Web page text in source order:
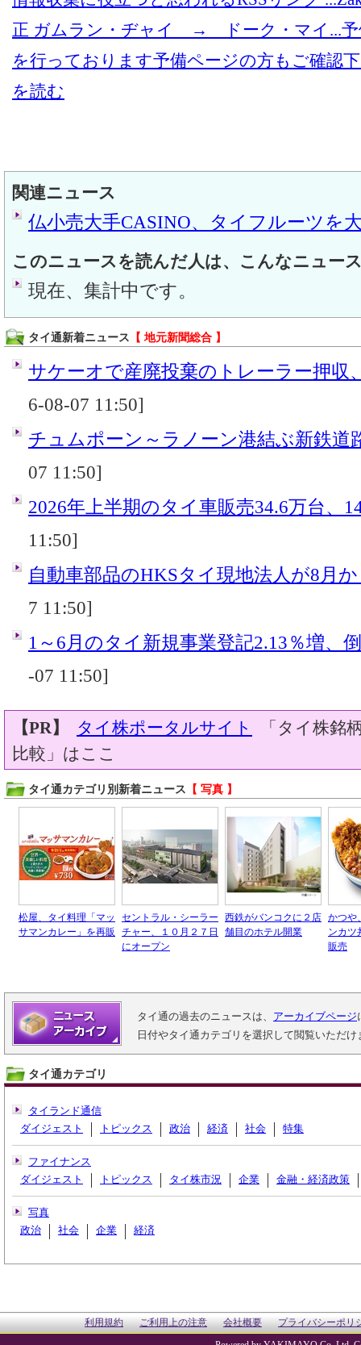
正 ガムラン・ヂャイ → ドーク・マイ...
を行っております予備ページの方もご確認
を読む
関連ニュース
仏小売大手CASINO、タイフルーツを
このニュースを読んだ人は、こんなニュー
現在、集計中です。
タイ通新着ニュース 【 地元新聞総合 】
サケーオで産廃投棄のトレーラー押収
6-08-07 11:50]
チュムポーン～ラノーン港結ぶ新鉄道
07 11:50]
2026年上半期のタイ車販売34.6万台、
11:50]
自動車部品のHKSタイ現地法人が8月
7 11:50]
1～6月のタイ新規事業登記2.13％増、
-07 11:50]
【PR】 タイ株ポータルサイト
「タイ株銘
比較」はここ
タイ通カテゴリ別新着ニュース 【 写真 】
松屋、タイ料理「マッ
サマンカレー」を再販
セントラル・シーラー
チャー、１０月２７日
にオープン
西鉄がバンコクに２店
舗目のホテル開業
かつや
ンカツ
販売
タイ通の過去のニュースは、 アーカイブページ
日付やタイ通カテゴリを選択して閲覧いただけ
タイ通カテゴリ
タイランド通信
ダイジェスト
トピックス 政治 経済 社会 特集
ファイナンス
ダイジェスト
トピックス タイ株市況 企業 金融・経済政策
写真
政治
社会 企業 経済
利用規約 ご利用上の注意 会社概要 プライバシーポリ